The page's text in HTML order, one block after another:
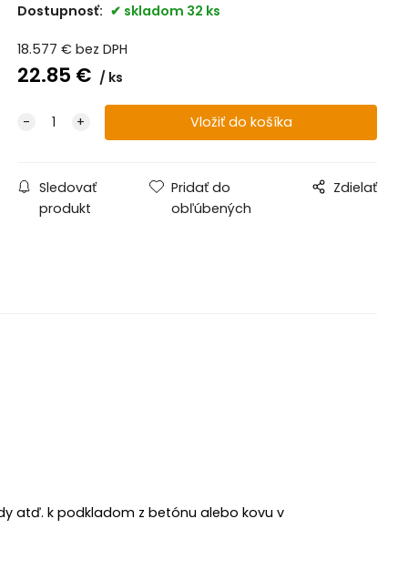
Dostupnosť:
skladom 32 ks
18.577 € bez DPH
22.85 € ks
Sledovať
produkt
Pridať do
obľúbených
Zdielať
atď. k podkladom z betónu alebo kovu v